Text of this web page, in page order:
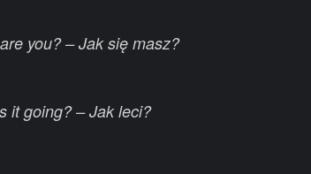
you? – Jak się masz?
it going? – Jak leci?